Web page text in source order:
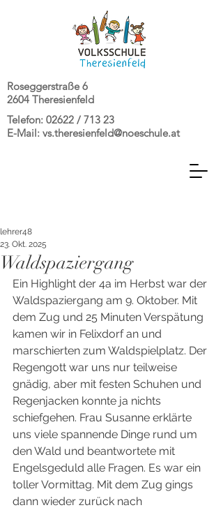
Telefon: 02622 / 713 23
E-Mail: vs.theresienfeld@noeschule.at
Roseggerstraße 6
2604 Theresienfeld
Waldspaziergang
lehrer48
23. Okt. 2025
Ein Highlight der 4a im Herbst war der
Waldspaziergang am 9. Oktober. Mit
dem Zug und 25 Minuten Verspätung
kamen wir in Felixdorf an und
marschierten zum Waldspielplatz. Der
Regengott war uns nur teilweise
gnädig, aber mit festen Schuhen und
Regenjacken konnte ja nichts
schiefgehen. Frau Susanne erklärte
uns viele spannende Dinge rund um
den Wald und beantwortete mit
Engelsgeduld alle Fragen. Es war ein
toller Vormittag. Mit dem Zug gings
dann wieder zurück nach